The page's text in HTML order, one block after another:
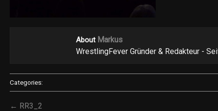
About Markus
WrestlingFever Gründer & Redakteur -
Categories:
← RR3_2